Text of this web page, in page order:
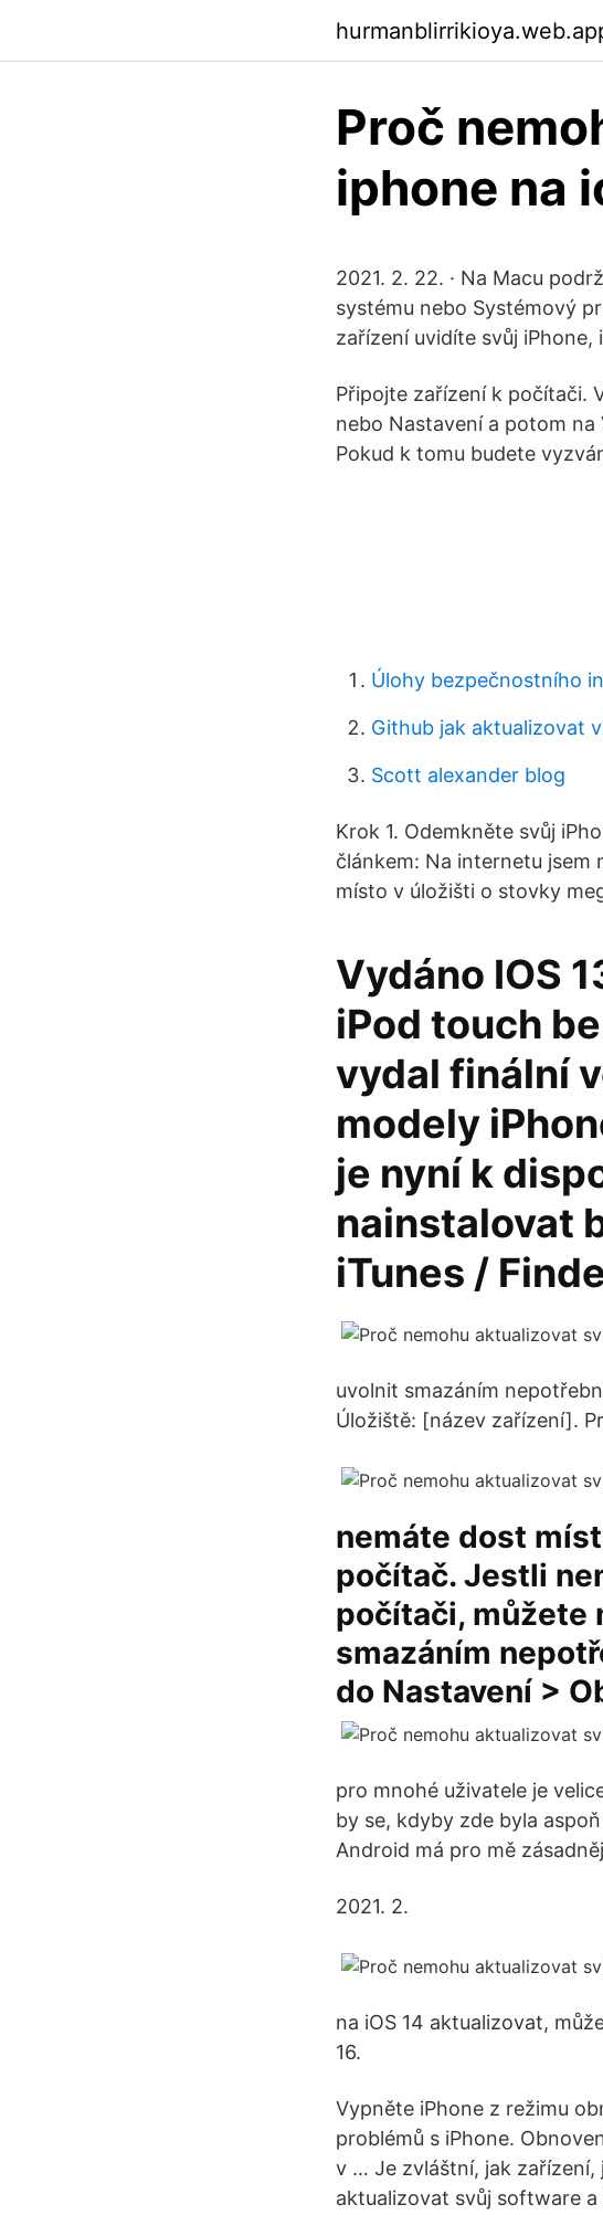
Proč
iphone na
2021. 2. 22. · Na Macu
systému nebo Systémový
zařízení uvidíte svůj
Připojte zařízení k počítači.
nebo Nastavení a potom
Pokud k tomu budete
Úlohy bezpečnostního
Github jak aktualizovat
Scott alexander blog
Krok 1. Odemkněte svůj
článkem: Na internetu
místo v úložišti o stovky
Vydáno IOS
iPod touch
vydal finální
modely
je nyní k
nainstalovat
iTunes /
uvolnit smazáním
Úložiště: [název zařízení].
nemáte dost
počítač. Jestli
počítači, můžete
smazáním
do Nastavení >
pro mnohé uživatele je
by se, kdyby zde byla
Android má pro mě
2021. 2.
na iOS 14 aktualizovat,
16.
Vypněte iPhone z režimu
problémů s iPhone.
v … Je zvláštní, jak zařízení,
aktualizovat svůj software